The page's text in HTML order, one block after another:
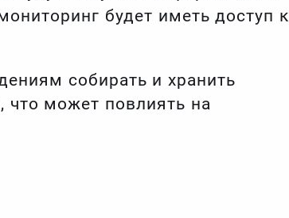
будет иметь доступ к
собирать и хранить
что может повлиять на